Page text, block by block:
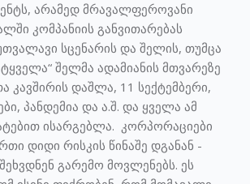
არამედ მრავალფეროვანი
კომპანიის განვითარებას
სცენარის და შელის, თუმცა
შელმა ადამიანის მთვარეზე
კავშირის დაშლა, 11 სექტემბერი,
პანდემია და ა.შ. და ყველა ამ
ისარგებლა. კორპორაციები
დიდი რისკის წინაშე დგანან -
გარემო მოვლენებს. ეს